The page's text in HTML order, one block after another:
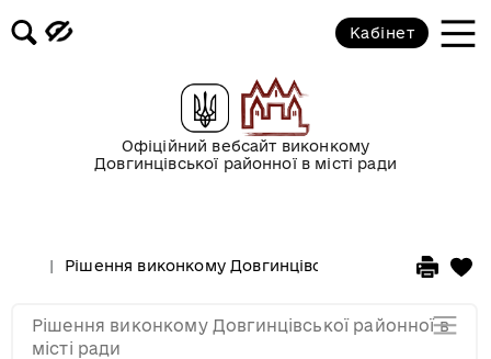
Офіційний вебсайт виконкому
Довгинцівської районної в місті ради
Кабінет
Рішення виконкому Довгинцівської районної в
Рішення виконкому Довгинцівської районної в
місті ради
2017 рік
2015 рік
2013 рік
2012 рік